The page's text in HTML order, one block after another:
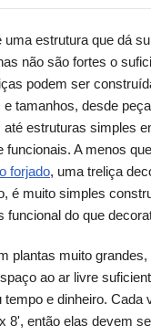
estrutura que dá
não são fortes o
podem ser
tamanhos, desde
até estruturas simples
funcionais. A menos
forjado, uma treliça
é muito simples
funcional do que
plantas muito grandes,
ao ar livre
e dinheiro. Cada
8', então elas devem